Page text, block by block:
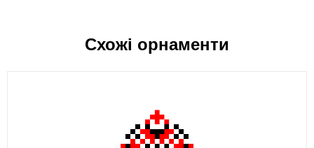
Схожі орнаменти